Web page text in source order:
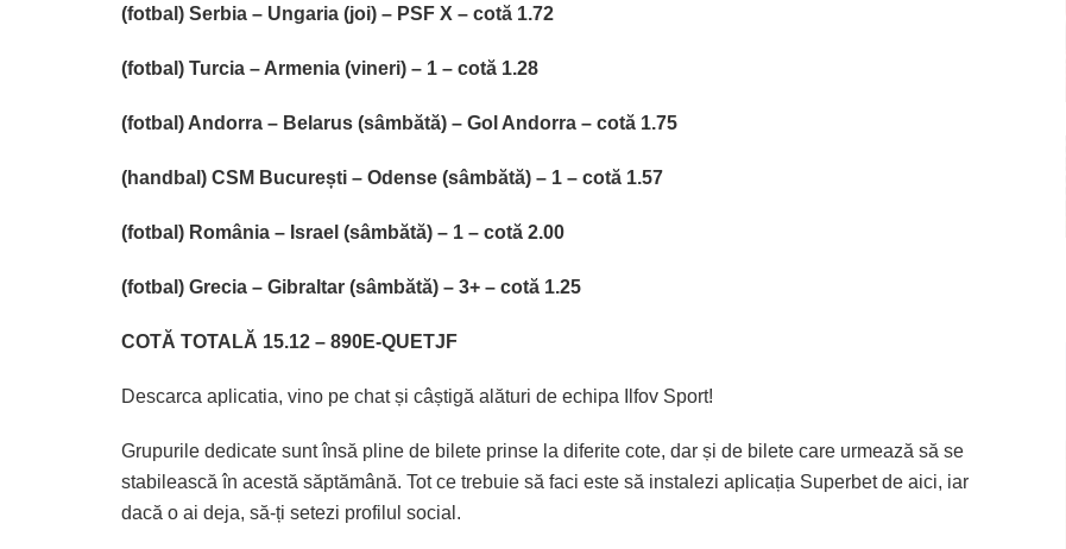
(fotbal) Serbia – Ungaria (joi) – PSF X – cotă 1.72
(fotbal) Turcia – Armenia (vineri) – 1 – cotă 1.28
(fotbal) Andorra – Belarus (sâmbătă) – Gol Andorra – cotă 1.75
(handbal) CSM București – Odense (sâmbătă) – 1 – cotă 1.57
(fotbal) România – Israel (sâmbătă) – 1 – cotă 2.00
(fotbal) Grecia – Gibraltar (sâmbătă) – 3+ – cotă 1.25
COTĂ TOTALĂ 15.12 – 890E-QUETJF
Descarca aplicatia, vino pe chat și câștigă alături de echipa Ilfov Sport!
Grupurile dedicate sunt însă pline de bilete prinse la diferite cote, dar și de bilete care urmează să se
stabilească în acestă săptămână. Tot ce trebuie să faci este să instalezi aplicația Superbet de aici, iar
dacă o ai deja, să-ți setezi profilul social.